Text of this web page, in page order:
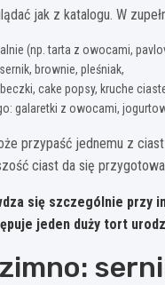
jak z katalogu. W
(np. tarta z owocami,
brownie, pleśniak,
cake popsy, kruche
galaretki z owocami,
przypaść jednemu z
ciast da się
się szczególnie przy
jeden duży tort